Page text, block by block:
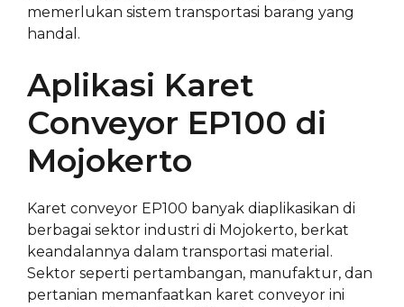
memerlukan sistem transportasi barang yang
handal.
Aplikasi Karet
Conveyor EP100 di
Mojokerto
Karet conveyor EP100 banyak diaplikasikan di
berbagai sektor industri di Mojokerto, berkat
keandalannya dalam transportasi material.
Sektor seperti pertambangan, manufaktur, dan
pertanian memanfaatkan karet conveyor ini